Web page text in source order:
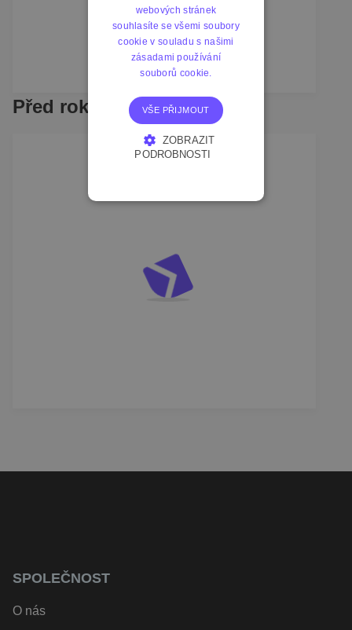
Před rokem
SPOLEČNOST
O nás
webových stránek
souhlasíte se všemi soubory
cookie v souladu s našimi
zásadami používání
souborů cookie.
VŠE PŘIJMOUT
ZOBRAZIT
PODROBNOSTI
FUNKČNÍ SOUBORY